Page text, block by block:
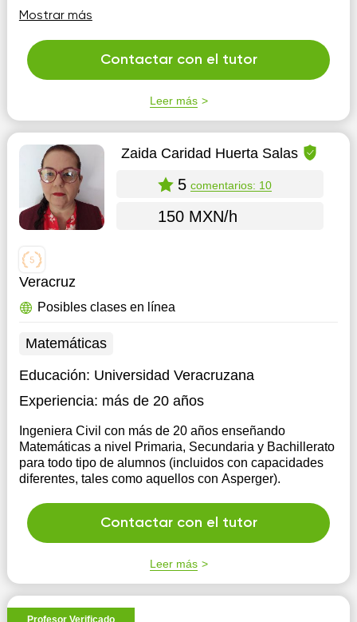
solo sea memorizar, además de que busco que
entiendas el concepto de manera divertida, sea cual sea
tu nivel
Mostrar más
Contactar con el tutor
Leer más
Zaida Caridad Huerta Salas
5 comentarios: 10
150 MXN/h
Veracruz
Posibles clases en línea
Matemáticas
Educación: Universidad Veracruzana
Experiencia: más de 20 años
Ingeniera Civil con más de 20 años enseñando
Matemáticas a nivel Primaria, Secundaria y Bachillerato
para todo tipo de alumnos (incluidos con capacidades
diferentes, tales como aquellos con Asperger).
Contactar con el tutor
Leer más
Profesor Verificado